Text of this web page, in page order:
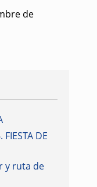
de
. FIESTA DE
y ruta de